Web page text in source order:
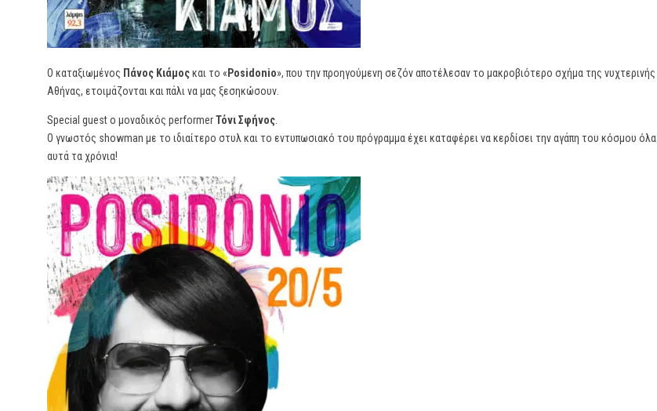
Ο καταξιωμένος Πάνος Κιάμοςκαι το « Posidonio», που την προηγούμενη σεζόν αποτέλεσαν το μακροβιότερο σχήμα της νυχτερινής
Αθήνας, ετοιμάζονται και πάλι να μας ξεσηκώσουν.
Special guest ο μοναδικός performerΤόνι Σφήνος
Ο γνωστός showman με το ιδιαίτερο στυλ και το εντυπωσιακό του πρόγραμμα έχει καταφέρει να κερδίσει την αγάπη του κόσμου όλα
αυτά τα χρόνια!